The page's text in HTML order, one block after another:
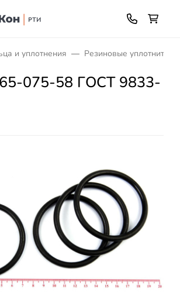
и уплотнения Резиновые
075-58 ГОСТ 9833-